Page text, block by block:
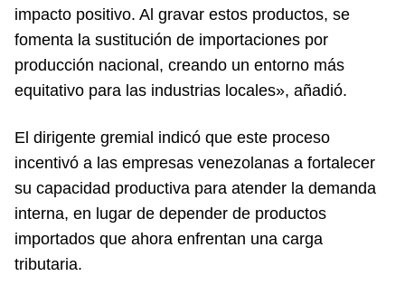
impacto positivo. Al gravar estos productos, se
fomenta la sustitución de importaciones por
producción nacional, creando un entorno más
equitativo para las industrias locales», añadió.
El dirigente gremial indicó que este proceso
incentivó a las empresas venezolanas a fortalecer
su capacidad productiva para atender la demanda
interna, en lugar de depender de productos
importados que ahora enfrentan una carga
tributaria.